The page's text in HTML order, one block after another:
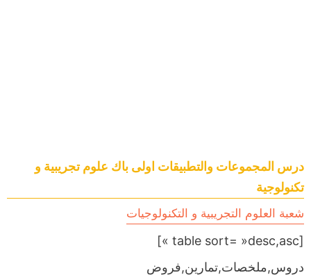
درس المجموعات والتطبيقات اولى باك علوم تجريبية و
تكنولوجية
شعبة العلوم التجريبية و التكنولوجيات
[table sort= »desc,asc »]
دروس,ملخصات,تمارين,فروض